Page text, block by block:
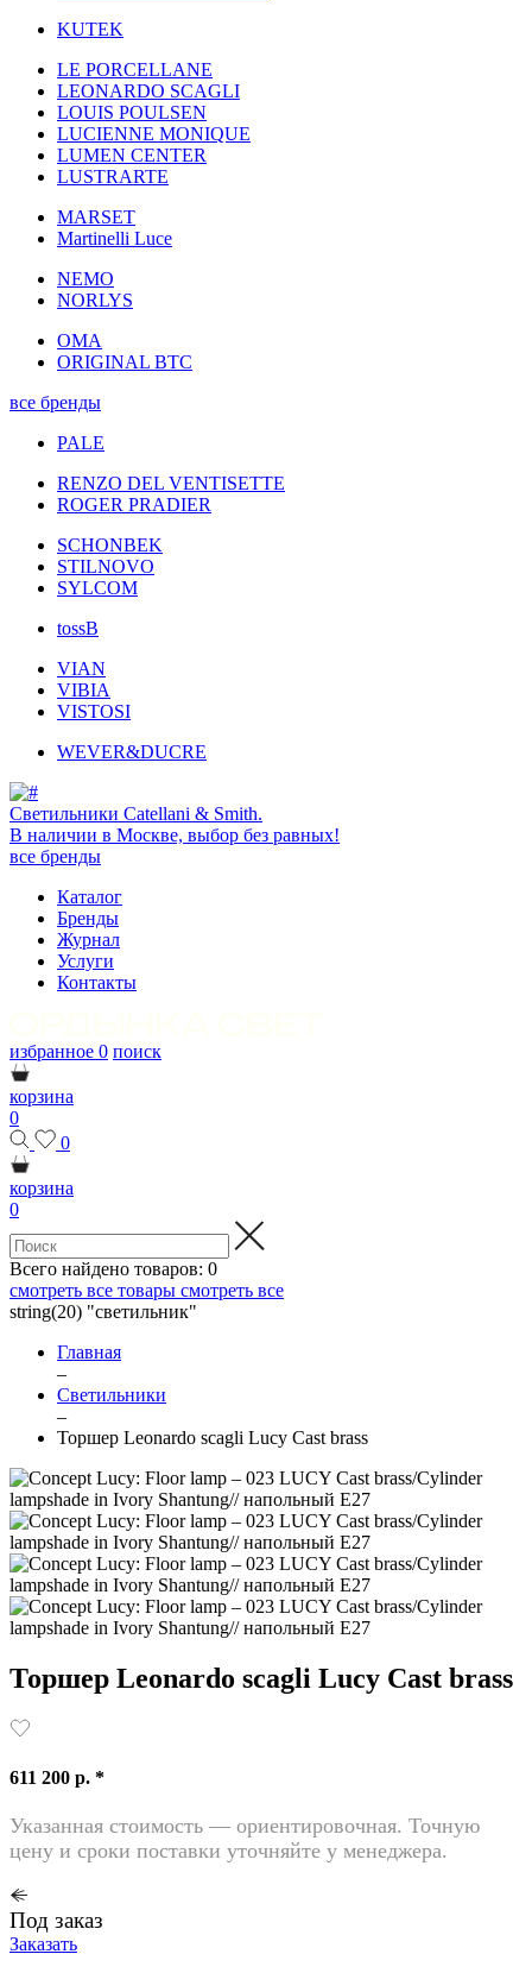
KUTEK
LE PORCELLANE
LEONARDO SCAGLI
LOUIS POULSEN
LUCIENNE MONIQUE
LUMEN CENTER
LUSTRARTE
MARSET
Martinelli Luce
NEMO
NORLYS
OMA
ORIGINAL BTC
все бренды
PALE
RENZO DEL VENTISETTE
ROGER PRADIER
SCHONBEK
STILNOVO
SYLCOM
tossB
VIAN
VIBIA
VISTOSI
WEVER&DUCRE
Светильники Catellani & Smith.
В наличии в Москве, выбор без равных!
все бренды
Каталог
Бренды
Журнал
Услуги
Контакты
избранное 0 поиск
корзина
0
0
корзина
0
Всего найдено товаров: 0
смотреть все товары смотреть все
string(20) "светильник"
Главная
–
Светильники
–
Торшер Leonardo scagli Lucy Cast brass
Торшер Leonardo scagli Lucy Cast brass
611 200 р. *
Указанная стоимость — ориентировочная. Точную
цену и сроки поставки уточняйте у менеджера.
Под заказ
Заказать